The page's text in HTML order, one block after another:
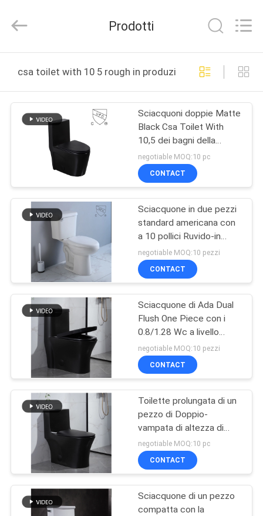
PRODOTTI
GIRO
DELLA
FABBRICA
CONTROLLO
DI
QUALITÀ
CONTATTICI
NOTIZIE
CASI
MAPPA
DEL
SITO
Ware
Rights
Prodotti
csa toilet with 10 5 rough in produzione online
Sciacquoni doppie Matte
Black Csa Toilet With
10,5 dei bagni della
valvola dello sciacquone
del sifone ruvido nel nero
negotiable MOQ:10 pc
CONTACT
Sciacquone in due pezzi
standard americana con
a 10 pollici Ruvido-in
sifone Flessinga
negotiable MOQ:10 pezzi
CONTACT
Sciacquone di Ada Dual
Flush One Piece con i
0.8/1.28 Wc a livello
laterale 765MM dell'hotel
di Gpf
negotiable MOQ:10 pezzi
CONTACT
Toilette prolungata di un
pezzo di Doppio-
vampata di altezza di
comodità con Trapway
fiancheggiato
negotiable MOQ:10 pc
CONTACT
Sciacquone di un pezzo
compatta con la